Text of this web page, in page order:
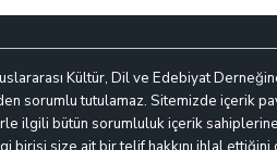
Kültür, Dil ve Edebiyat
sorumlu tutulamaz. Sitemizde içerik
ilgili bütün sorumluluk içerik